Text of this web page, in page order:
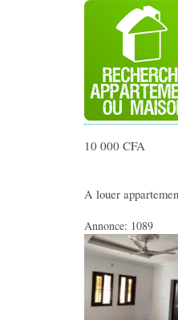
10 000 CFA
A louer
Annonce: 1089